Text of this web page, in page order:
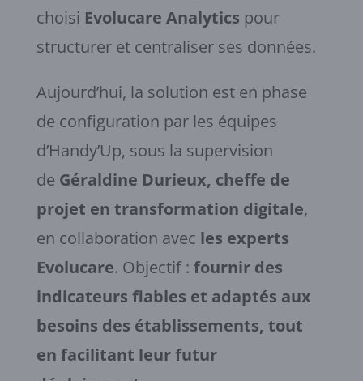
choisi Evolucare Analytics pour
structurer et centraliser ses données.
Aujourd’hui, la solution est en phase
de configuration par les équipes
d’Handy’Up, sous la supervision
de Géraldine Durieux, cheffe de
projet en transformation digitale,
en collaboration avec les experts
Evolucare. Objectif : fournir des
indicateurs fiables et adaptés aux
besoins des établissements, tout
en facilitant leur futur